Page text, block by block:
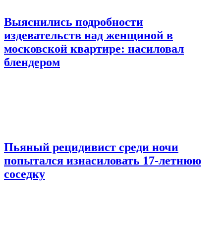
Выяснились подробности
издевательств над женщиной в
московской квартире: насиловал
блендером
Пьяный рецидивист среди ночи
попытался изнасиловать 17-летнюю
соседку